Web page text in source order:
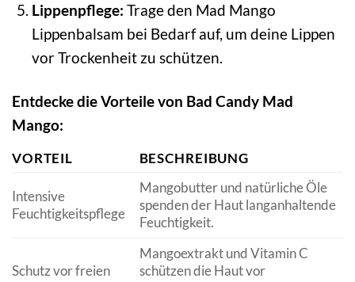
Lippenpflege: Trage den Mad Mango
Lippenbalsam bei Bedarf auf, um deine Lippen
vor Trockenheit zu schützen.
Entdecke die Vorteile von Bad Candy Mad
Mango:
VORTEIL BESCHREIBUNG
Intensive
Feuchtigkeitspflege
Mangobutter und natürliche Öle
spenden der Haut langanhaltende
Feuchtigkeit.
Schutz vor freien
Mangoextrakt und Vitamin C
schützen die Haut vor